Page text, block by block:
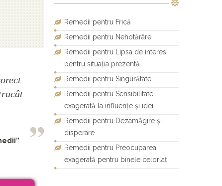
Remedii pentru Frică
Remedii pentru Nehotărâre
Remedii pentru Lipsa de interes
pentru situația prezentă
Remedii pentru Singurătate
Remedii pentru Sensibilitate
exagerată la influențe și idei
Remedii pentru Dezamăgire și
disperare
Remedii pentru Preocuparea
exagerată pentru binele celorlați